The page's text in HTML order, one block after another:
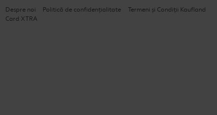
Despre noi Politică de confidențialitate
Termeni și Condiții Kaufland
Card XTRA